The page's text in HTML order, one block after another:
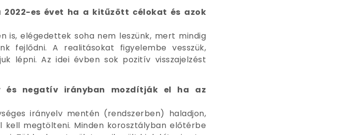
es évet ha a kitűzött célokat és azok
is, elégedettek soha nem leszünk, mert mindig
fejlődni. A realitásokat figyelembe vesszük,
lépni. Az idei évben sok pozitív visszajelzést
és negatív irányban mozdítják el ha az
irányelv mentén (rendszerben) haladjon,
megtölteni. Minden korosztályban előtérbe